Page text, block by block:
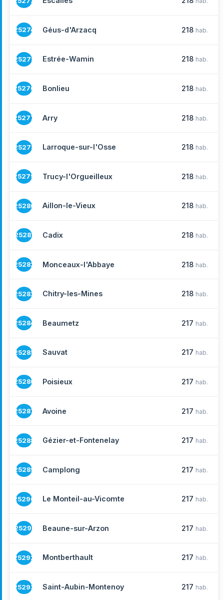
25274 Géus-d'Arzacq 218 hab.
25275 Estrée-Wamin 218 hab.
25276 Bonlieu 218 hab.
25277 Arry 218 hab.
25278 Larroque-sur-l'Osse 218 hab.
25279 Trucy-l'Orgueilleux 218 hab.
25280 Aillon-le-Vieux 218 hab.
25281 Cadix 218 hab.
25282 Monceaux-l'Abbaye 218 hab.
25283 Chitry-les-Mines 218 hab.
25284 Beaumetz 217 hab.
25285 Sauvat 217 hab.
25286 Poisieux 217 hab.
25287 Avoine 217 hab.
25288 Gézier-et-Fontenelay 217 hab.
25289 Camplong 217 hab.
25290 Le Monteil-au-Vicomte 217 hab.
25291 Beaune-sur-Arzon 217 hab.
25292 Montberthault 217 hab.
25293 Saint-Aubin-Montenoy 217 hab.